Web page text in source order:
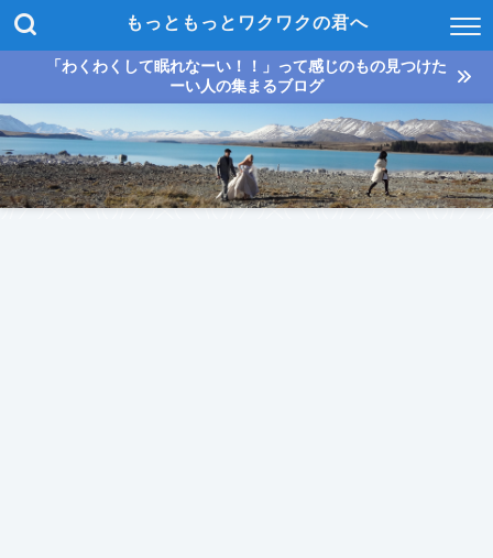
もっともっとワクワクの君へ
「わくわくして眠れなーい！！」って感じのもの見つけた
ーい人の集まるブログ